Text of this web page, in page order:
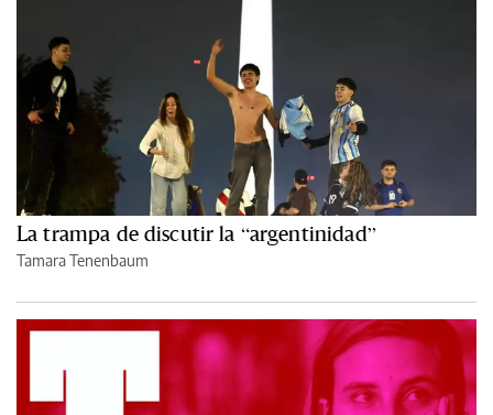
La trampa de discutir la “argentinidad”
Tamara Tenenbaum